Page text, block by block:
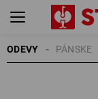
ODEVY PÁNSKE